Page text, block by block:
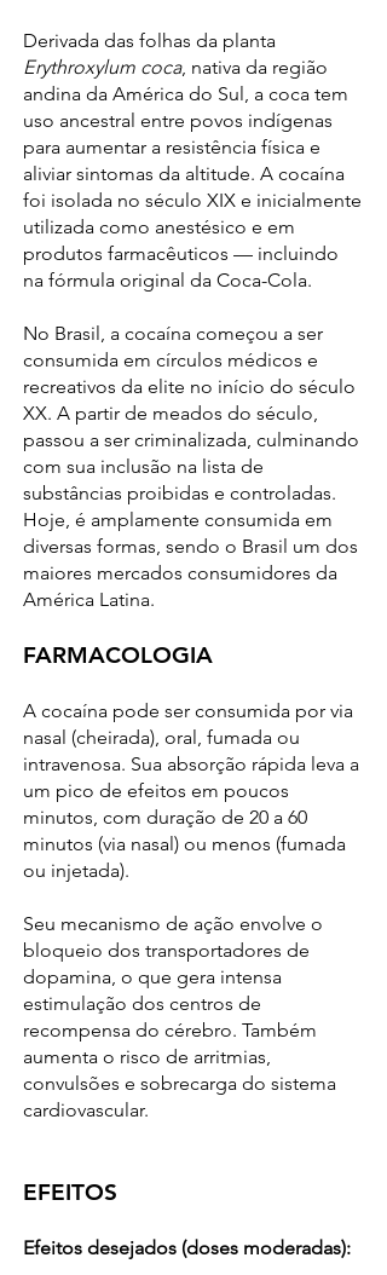
Derivada das folhas da planta
Erythroxylum coca, nativa da região
andina da América do Sul, a coca tem
uso ancestral entre povos indígenas
para aumentar a resistência física e
aliviar sintomas da altitude. A cocaína
foi isolada no século XIX e inicialmente
utilizada como anestésico e em
produtos farmacêuticos — incluindo
na fórmula original da Coca-Cola.
No Brasil, a cocaína começou a ser
consumida em círculos médicos e
recreativos da elite no início do século
XX. A partir de meados do século,
passou a ser criminalizada, culminando
com sua inclusão na lista de
substâncias proibidas e controladas.
Hoje, é amplamente consumida em
diversas formas, sendo o Brasil um dos
maiores mercados consumidores da
América Latina.
FARMACOLOGIA
A cocaína pode ser consumida por via
nasal (cheirada), oral, fumada ou
intravenosa. Sua absorção rápida leva a
um pico de efeitos em poucos
minutos, com duração de 20 a 60
minutos (via nasal) ou menos (fumada
ou injetada).
Seu mecanismo de ação envolve o
bloqueio dos transportadores de
dopamina, o que gera intensa
estimulação dos centros de
recompensa do cérebro. Também
aumenta o risco de arritmias,
convulsões e sobrecarga do sistema
cardiovascular.
EFEITOS
Efeitos desejados (doses moderadas):